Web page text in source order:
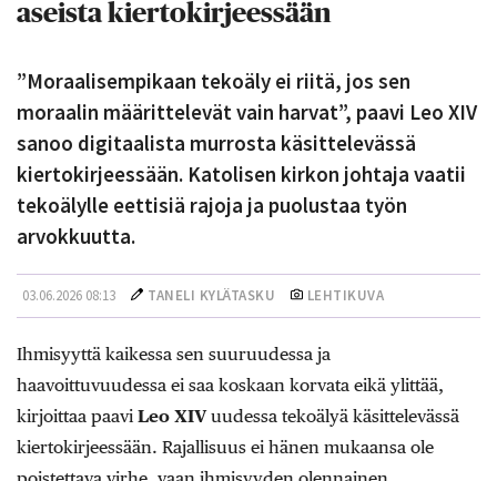
aseista kiertokirjeessään
”Moraalisempikaan tekoäly ei riitä, jos sen
moraalin määrittelevät vain harvat”, paavi Leo XIV
sanoo digitaalista murrosta käsittelevässä
kiertokirjeessään. Katolisen kirkon johtaja vaatii
tekoälylle eettisiä rajoja ja puolustaa työn
arvokkuutta.
03.06.2026 08:13 TANELI KYLÄTASKU LEHTIKUVA
Ihmisyyttä kaikessa sen suuruudessa ja
haavoittuvuudessa ei saa koskaan korvata eikä ylittää,
kirjoittaa paavi Leo XIVuudessa tekoälyä käsittelevässä
kiertokirjeessään. Rajallisuus ei hänen mukaansa ole